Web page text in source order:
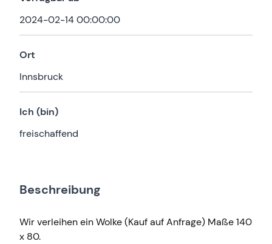
2024-02-14 00:00:00
Ort
Innsbruck
Ich (bin)
freischaffend
Beschreibung
Wir verleihen ein Wolke (Kauf auf Anfrage) Maße 140
x 80.